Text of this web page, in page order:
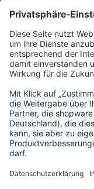
Unternehmen
Aktuelle